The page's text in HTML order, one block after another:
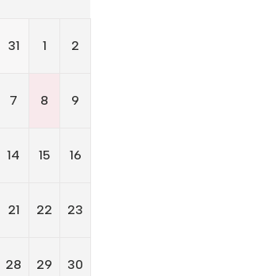
31 1 2
7 8 9
14 15 16
21 22 23
28 29 30